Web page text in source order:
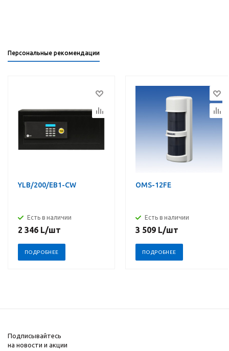
Персональные рекомендации
YLB/200/EB1-CW
Есть в наличии
2 346 L/шт
ПОДРОБНЕЕ
OMS-12FE
Есть в наличии
3 509 L/шт
ПОДРОБНЕЕ
Подписывайтесь
на новости и акции